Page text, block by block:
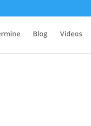
Blog Videos